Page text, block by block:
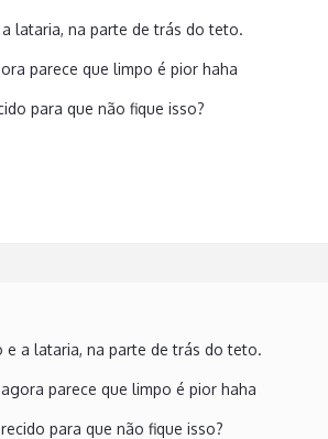
lataria, na parte de trás do teto.
parece que limpo é pior haha
para que não fique isso?
a lataria, na parte de trás do teto.
parece que limpo é pior haha
para que não fique isso?